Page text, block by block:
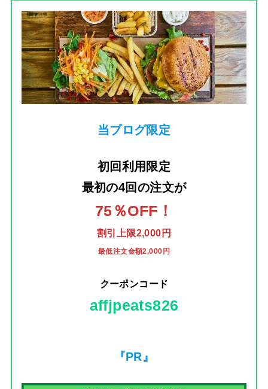
当ブログ限定
初回利用限定
最初の4回の注文が
75％OFF！
割引上限2,000円
最低注文金額2,000円
クーポンコード
affjpeats826
『PR』